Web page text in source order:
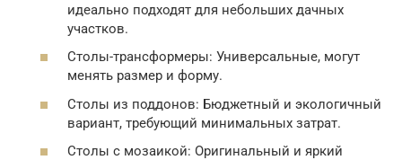
идеально подходят для небольших дачных
участков.
Столы-трансформеры: Универсальные, могут
менять размер и форму.
Столы из поддонов: Бюджетный и экологичный
вариант, требующий минимальных затрат.
Столы с мозаикой: Оригинальный и яркий